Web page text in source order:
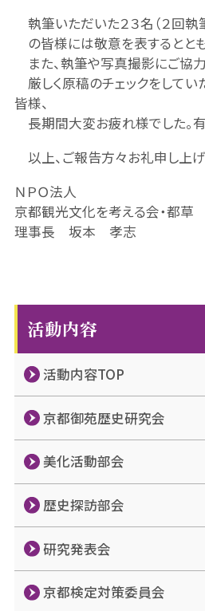
活動内容
活動内容TOP
京都御苑歴史研究会
美化活動部会
歴史探訪部会
研究発表会
京都検定対策委員会
執筆いただいた２３名（２回執
の皆様には敬意を表するとと
また、執筆や写真撮影にご協
厳しく原稿のチェックをして
皆様、
長期間大変お疲れ様でした。有
以上、ご報告方々お礼申し上げ
ＮＰＯ法人
京都観光文化を考える会・都草
理事長 坂本 孝志